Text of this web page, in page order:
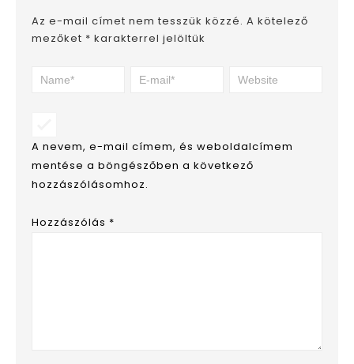
Az e-mail címet nem tesszük közzé. A kötelező
mezőket * karakterrel jelöltük
A nevem, e-mail címem, és weboldalcímem
mentése a böngészőben a következő
hozzászólásomhoz.
Hozzászólás *